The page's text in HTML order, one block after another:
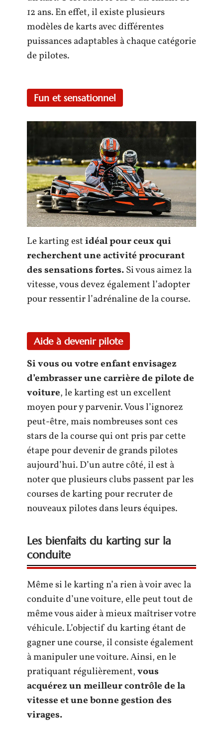
12 ans. En effet, il existe plusieurs
modèles de karts avec différentes
puissances adaptables à chaque catégorie
de pilotes.
Fun et sensationnel
Le karting estidéal pour ceux qui
recherchent une activité procurant
des sensations fortes.Si vous aimez la
vitesse, vous devez également l’adopter
pour ressentir l’adrénaline de la course.
Aide à devenir pilote
Si vous ou votre enfant envisagez
d’embrasser une carrière de pilote de
voiture, le karting est un excellent
moyen pour y parvenir. Vous l’ignorez
peut-être, mais nombreuses sont ces
stars de la course qui ont pris par cette
étape pour devenir de grands pilotes
aujourd’hui. D’un autre côté, il est à
noter que plusieurs clubs passent par les
courses de karting pour recruter de
nouveaux pilotes dans leurs équipes.
Les bienfaits du karting sur la
conduite
Même si le karting n’a rien à voir avec la
conduite d’une voiture, elle peut tout de
même vous aider à mieux maîtriser votre
véhicule. L’objectif du karting étant de
gagner une course, il consiste également
à manipuler une voiture. Ainsi, en le
pratiquant régulièrement,vous
acquérez un meilleur contrôle de la
vitesse et une bonne gestion des
virages.